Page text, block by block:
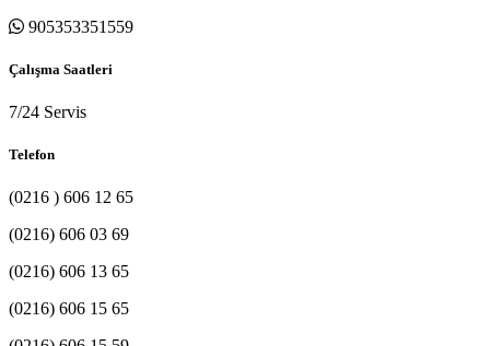
905353351559
Çalışma Saatleri
7/24 Servis
Telefon
(0216 ) 606 12 65
(0216) 606 03 69
(0216) 606 13 65
(0216) 606 15 65